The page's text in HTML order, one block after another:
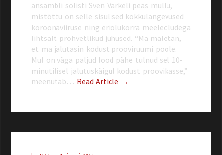
ansambli solisti Sven Varkeli peas mullu,
mistõttu on selle sisulised kokkulangevused
koroonaviiruse ning eriolukorra meeleoludega
lihtsalt prohvetlikud juhused. “Ma mäletan,
et ma jalutasin kodust prooviruumi poole.
Mul on väga paljud lood pähe tulnud sel 10-
minutilisel jalutuskäigul kodust proovikasse,”
meenutab… Read Article →